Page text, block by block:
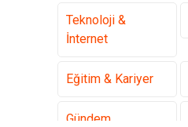
Teknoloji &
İnternet
Eğitim & Kariyer
Gündem